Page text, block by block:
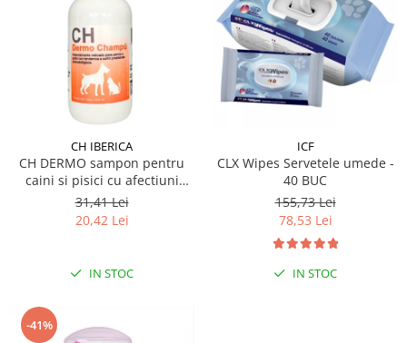
CH IBERICA
CH DERMO sampon pentru
caini si pisici cu afectiuni
dermatologice 250 ml
31,41 Lei
20,42 Lei
IN STOC
ICF
CLX Wipes Servetele umede -
40 BUC
155,73 Lei
78,53 Lei
IN STOC
-41%